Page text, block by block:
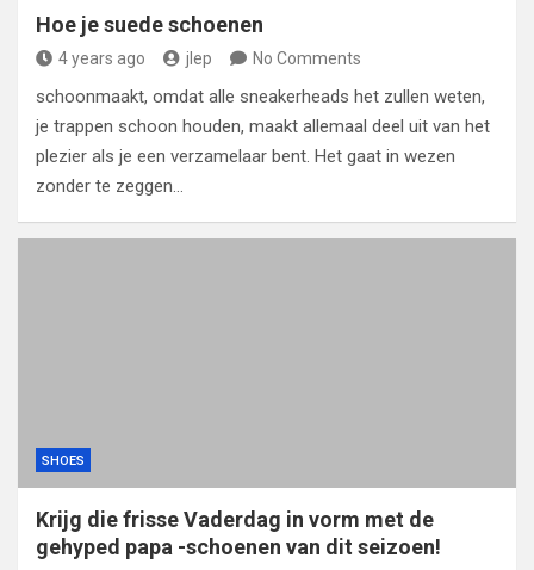
Hoe je suede schoenen
4 years ago jlep No Comments
schoonmaakt, omdat alle sneakerheads het zullen weten,
je trappen schoon houden, maakt allemaal deel uit van het
plezier als je een verzamelaar bent. Het gaat in wezen
zonder te zeggen…
SHOES
Krijg die frisse Vaderdag in vorm met de
gehyped papa -schoenen van dit seizoen!